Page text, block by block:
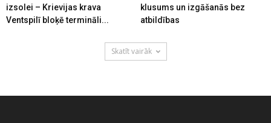
izsolei – Krievijas krava
Ventspilī bloķē termināli...
klusums un izgāšanās bez
atbildības
Skatīt vairāk